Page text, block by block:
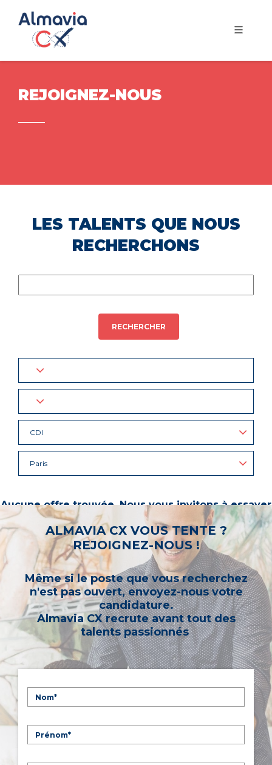
REJOIGNEZ-NOUS
LES TALENTS QUE NOUS
RECHERCHONS
RECHERCHER
CDI
Paris
Aucune offre trouvée. Nous vous invitons à essayer
d’autres mots-clés ou à sélectionner un « métier ».
ALMAVIA CX VOUS TENTE ?
REJOIGNEZ-NOUS !
Même si le poste que vous recherchez
n'est pas ouvert, envoyez-nous votre
candidature.
Almavia CX recrute avant tout des
talents passionnés